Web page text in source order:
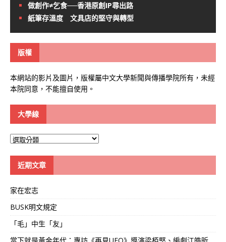
做創作≠乞食──香港原創IP尋出路
紙筆存溫度 文具店的堅守與轉型
版權
本網站的影片及圖片，版權屬中文大學新聞與傳播學院所有，未經
本院同意，不能擅自使用。
大學線
大
近期文章
家在宏志
BUSK明文規定
「毛」中生「友」